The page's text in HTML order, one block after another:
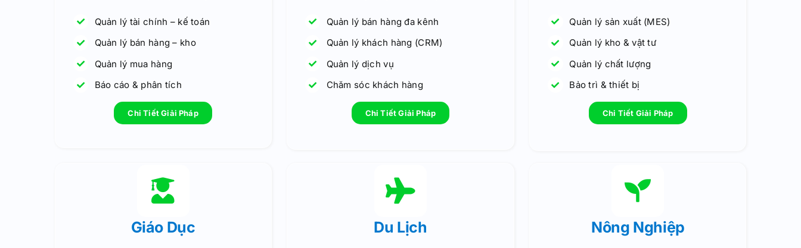
Quản lý tài chính – kế toán
Quản lý bán hàng – kho
Quản lý mua hàng
Báo cáo & phân tích
Chi Tiết Giải Pháp
Quản lý bán hàng đa kênh
Quản lý khách hàng (CRM)
Quản lý dịch vụ
Chăm sóc khách hàng
Chi Tiết Giải Pháp
Quản lý sản xuất (MES)
Quản lý kho & vật tư
Quản lý chất lượng
Bảo trì & thiết bị
Chi Tiết Giải Pháp
Giáo Dục Du Lịch Nông Nghiệp